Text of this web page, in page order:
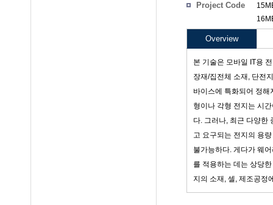
Project Code
Overview
본 기술은 모바일 IT용
장재/집전체 소재, 단전
바이스에 특화되어 정
형이나 각형 전지는 시
다. 그러나, 최근 다양한
고 요구되는 전지의 용
불가능하다. 게다가 웨
를 적용하는 데는 상당
지의 소재, 셀, 제조공정